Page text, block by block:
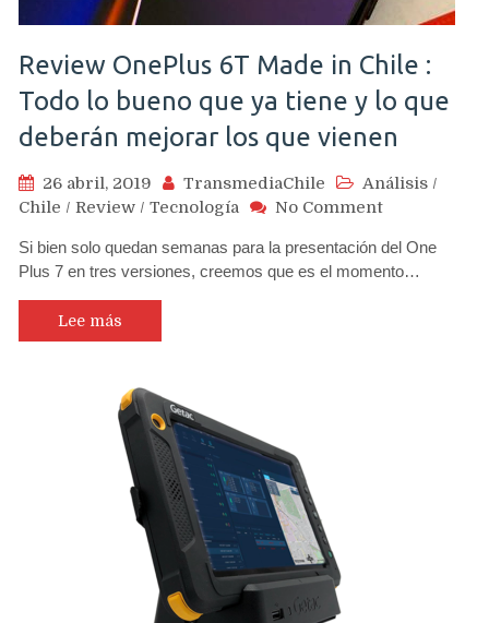
Review OnePlus 6T Made in Chile :
Todo lo bueno que ya tiene y lo que
deberán mejorar los que vienen
26 abril, 2019 TransmediaChile Análisis /
Chile / Review / Tecnología No Commenton
OnePlus
6T
Si bien solo quedan semanas para la presentación del One
Plus 7 en tres versiones, creemos que es el momento…
Lee más